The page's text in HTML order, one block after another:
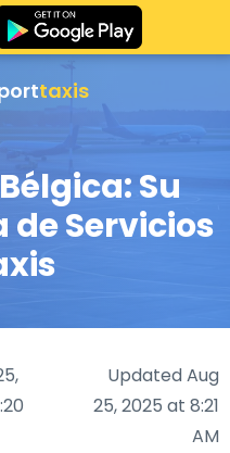
taxis
Su
Servicios
Updated Aug
25, 2025 at 8:21
AM